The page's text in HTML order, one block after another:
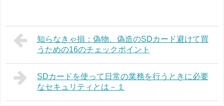
知らなきゃ損：偽物、偽造のSDカード避けて買
うための16のチェックポイント
SDカードを使って日常の業務を行うときに必要
なセキュリティとは－１